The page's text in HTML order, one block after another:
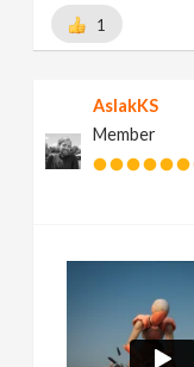
1
AslakKS
Member